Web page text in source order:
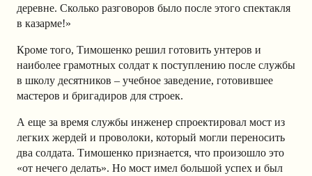
деревне. Сколько разговоров было после этого спектакля
в казарме!»
Кроме того, Тимошенко решил готовить унтеров и
наиболее грамотных солдат к поступлению после службы
в школу десятников – учебное заведение, готовившее
мастеров и бригадиров для строек.
А еще за время службы инженер спроектировал мост из
легких жердей и проволоки, который могли переносить
два солдата. Тимошенко признается, что произошло это
«от нечего делать». Но мост имел большой успех и был